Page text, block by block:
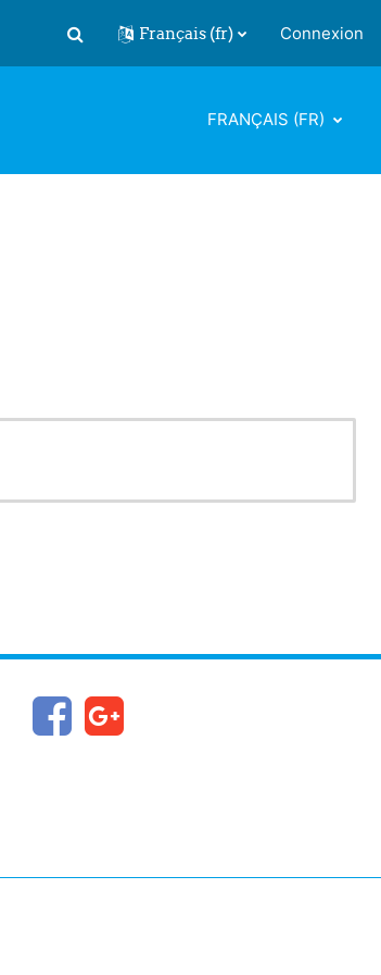
Activer/désactiver la saisie de
Français ‎(fr)‎ Connexion
FRANÇAIS ‎(FR)‎